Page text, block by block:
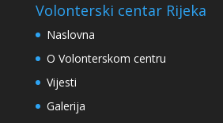
Volonterski centar Rijeka
Naslovna
O Volonterskom centru
Vijesti
Galerija